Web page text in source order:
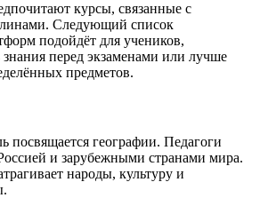
курсы, связанные с
Следующий список
подойдёт для учеников,
перед экзаменами или лучше
предметов.
посвящается географии. Педагоги
и зарубежными странами мира.
народы, культуру и